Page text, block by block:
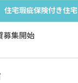
住宅瑕疵保険付き住宅
募集開始